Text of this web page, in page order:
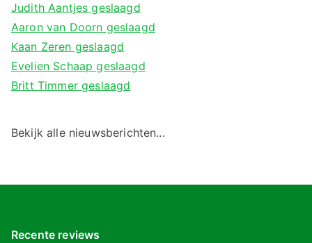
Judith Aantjes geslaagd
Aaron van Doorn geslaagd
Kaan Zeren geslaagd
Evelien Schaap geslaagd
Britt Timmer geslaagd
Bekijk alle nieuwsberichten...
Recente reviews